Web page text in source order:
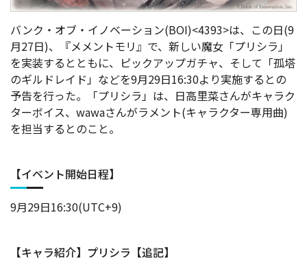
バンク・オブ・イノベーション(BOI)<4393>は、この日(9
月27日)、『メメントモリ』で、新しい魔女「プリシラ」
を実装するとともに、ピックアップガチャ、そして「孤塔
のギルドレイド」などを9月29日16:30より実施するとの
予告を行った。「プリシラ」は、日高里菜さんがキャラク
ターボイス、wawaさんがラメント(キャラクター専用曲)
を担当するとのこと。
【イベント開始日程】
9月29日16:30(UTC+9)
【キャラ紹介】プリシラ【追記】